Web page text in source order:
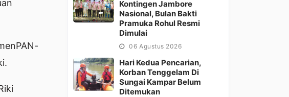
Kontingen Jambore
Nasional, Bulan Bakti
Pramuka Rohul Resmi
Dimulai
06 Agustus 2026
Hari Kedua Pencarian,
Korban Tenggelam Di
Sungai Kampar Belum
Ditemukan